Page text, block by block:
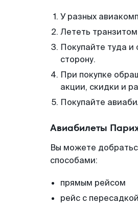
У разных
Лететь
Покупайте туда
сторону.
При покупке
акции, скидки и
Покупайте
Авиабилеты
Вы можете
способами:
прямым рейсом
рейс с пересадкой